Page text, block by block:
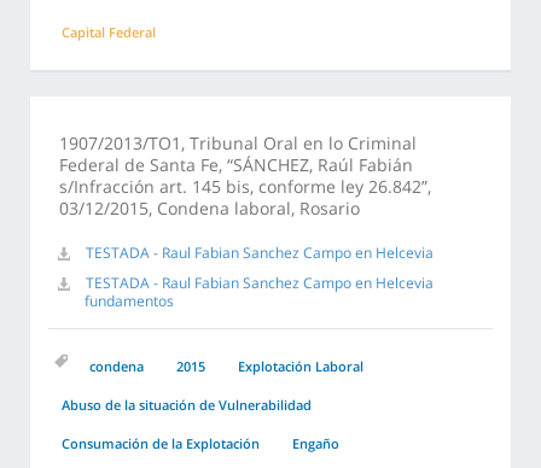
Capital Federal
1907/2013/TO1, Tribunal Oral en lo Criminal
Federal de Santa Fe, “SÁNCHEZ, Raúl Fabián
s/Infracción art. 145 bis, conforme ley 26.842”,
03/12/2015, Condena laboral, Rosario
TESTADA - Raul Fabian Sanchez Campo en Helcevia
TESTADA - Raul Fabian Sanchez Campo en Helcevia
fundamentos
condena 2015 Explotación Laboral
Abuso de la situación de Vulnerabilidad
Consumación de la Explotación Engaño